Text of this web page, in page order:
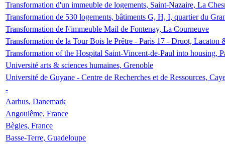
Transformation d'un immeuble de logements, Saint-Nazaire, La
Transformation de 530 logements, bâtiments G, H, I, quartier du
Transformation de l\'immeuble Mail de Fontenay, La Courneuve
Transformation de la Tour Bois le Prêtre - Paris 17 - Druot, Lacaton
Transformation of the Hospital Saint-Vincent-de-Paul into housing,
Université arts & sciences humaines, Grenoble
Université de Guyane - Centre de Recherches et de Ressources,
-
Aarhus, Danemark
Angoulême, France
Bègles, France
Basse-Terre, Guadeloupe